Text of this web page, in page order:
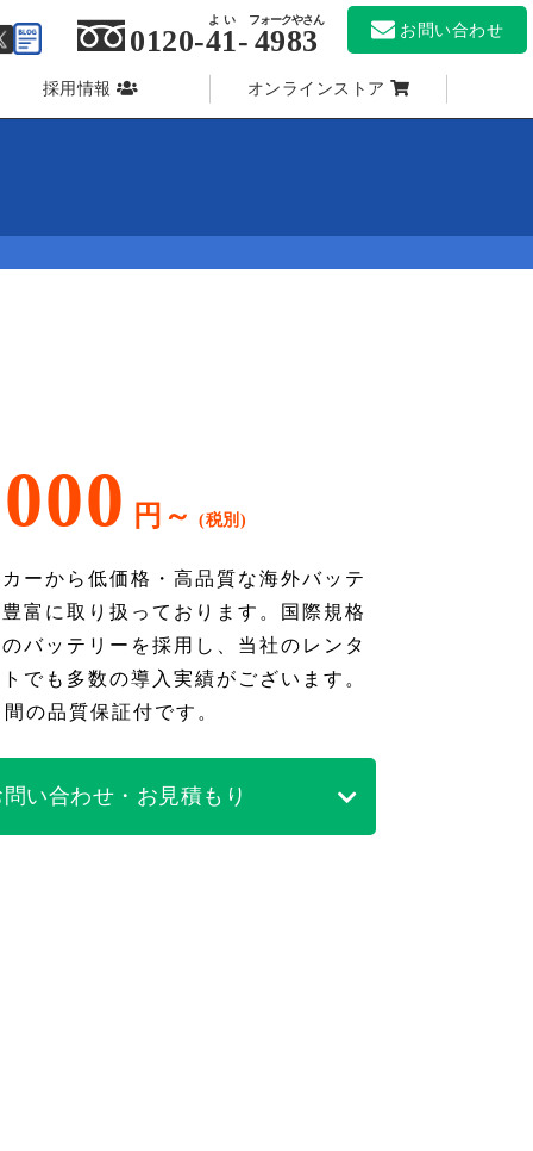
0120-41
よい
- 4983
フォークやさん
お問い合わせ
採用情報 オンラインストア
円～
ーから低価格・高品質な海外バッテ
富に取り扱っております。国際規格
バッテリーを採用し、当社のレンタ
でも多数の導入実績がございます。
の品質保証付です。
問い合わせ・お見積もり